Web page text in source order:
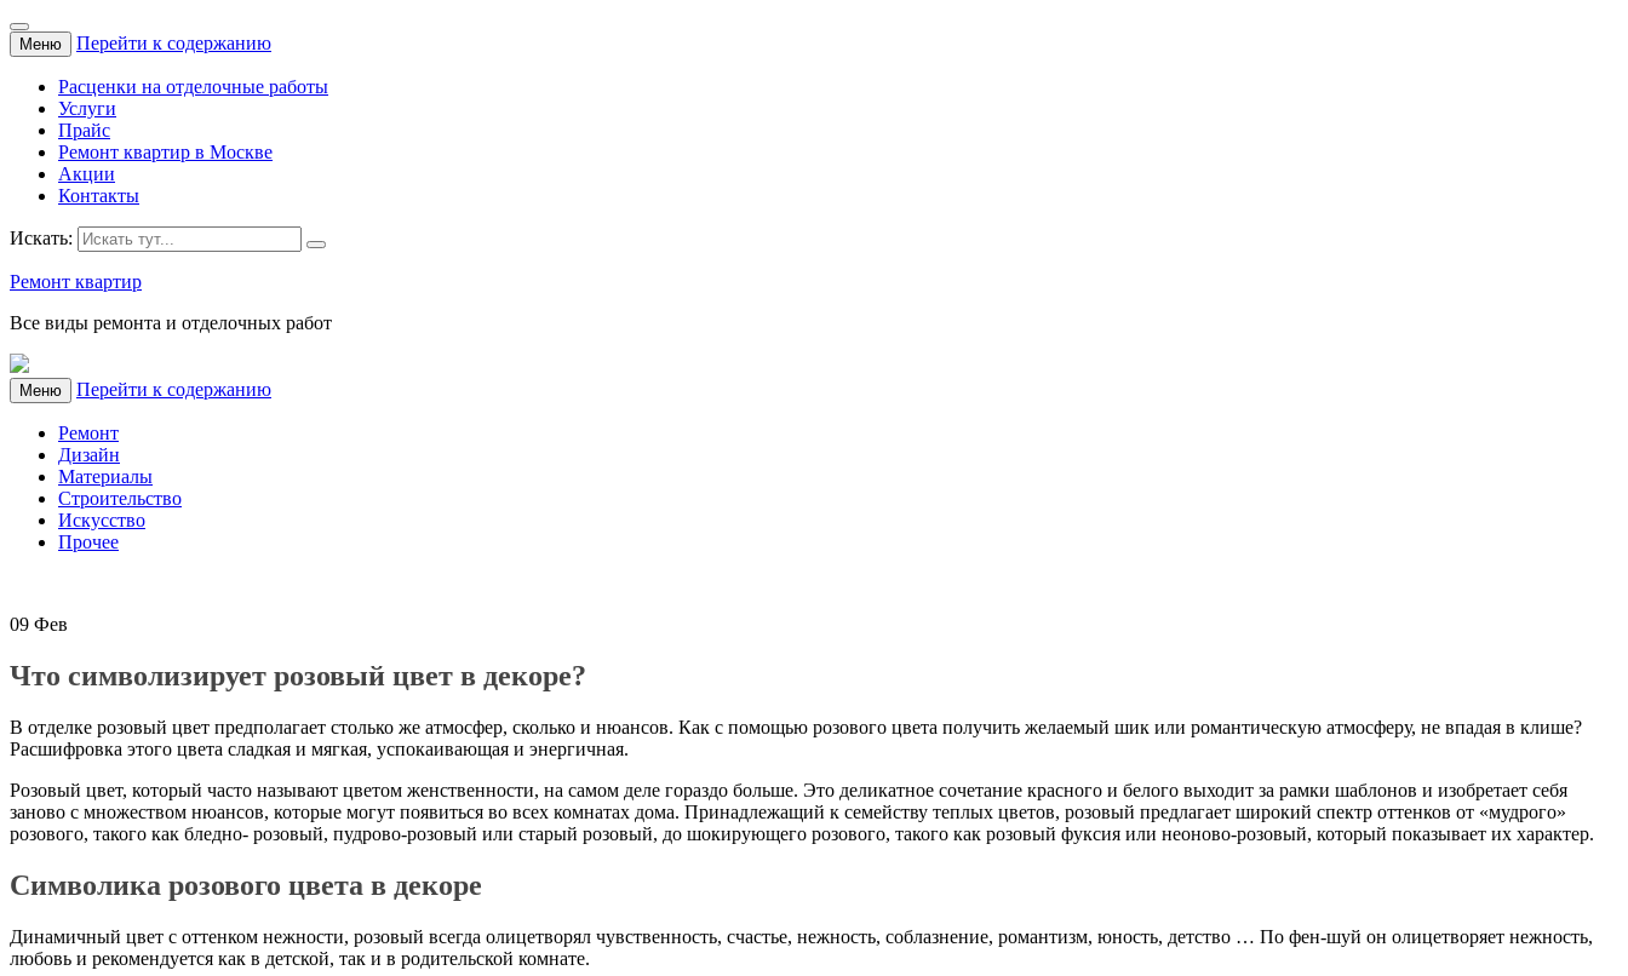
Меню Перейти к содержанию
Расценки на отделочные работы
Услуги
Прайс
Ремонт квартир в Москве
Акции
Контакты
Искать:
Ремонт квартир
Все виды ремонта и отделочных работ
Меню Перейти к содержанию
Ремонт
Дизайн
Материалы
Строительство
Искусство
Прочее
09 Фев
Что символизирует розовый цвет в декоре?
В отделке розовый цвет предполагает столько же атмосфер, сколько и нюансов. Как с помощью розового цвета получить желаемый шик или романтическую атмосферу, не впадая в клише?
Расшифровка этого цвета сладкая и мягкая, успокаивающая и энергичная.
Розовый цвет, который часто называют цветом женственности, на самом деле гораздо больше. Это деликатное сочетание красного и белого выходит за рамки шаблонов и изобретает себя
заново с множеством нюансов, которые могут появиться во всех комнатах дома. Принадлежащий к семейству теплых цветов, розовый предлагает широкий спектр оттенков от «мудрого»
розового, такого как бледно- розовый, пудрово-розовый или старый розовый, до шокирующего розового, такого как розовый фуксия или неоново-розовый, который показывает их характер.
Символика розового цвета в декоре
Динамичный цвет с оттенком нежности, розовый всегда олицетворял чувственность, счастье, нежность, соблазнение, романтизм, юность, детство … По фен-шуй он олицетворяет нежность,
любовь и рекомендуется как в детской, так и в родительской комнате.